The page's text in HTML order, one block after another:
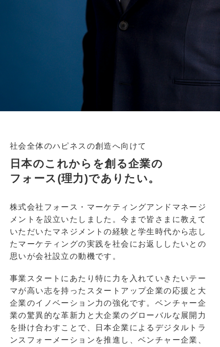
社会全体のハピネスの創造へ向けて
日本のこれからを創る企業の
フォース(理力)でありたい。
株式会社フォース・マーケティングアンドマネージ
メントを設立いたしました。今まで皆さまに教えて
いただいたマネジメントの経験と学生時代から志し
たマーケティングの実践を社会にお返ししたいとの
思いが会社設立の動機です。
事業スタートにあたり特に力を入れていきたいテー
マが高い志を持ったスタートアップ企業の応援と大
企業のイノベーション力の強化です。ベンチャー企
業の驚異的な革新力と大企業のグローバルな展開力
を掛け合わすことで、日本企業によるデジタルトラ
ンスフォーメーションを推進し、ベンチャー企業、